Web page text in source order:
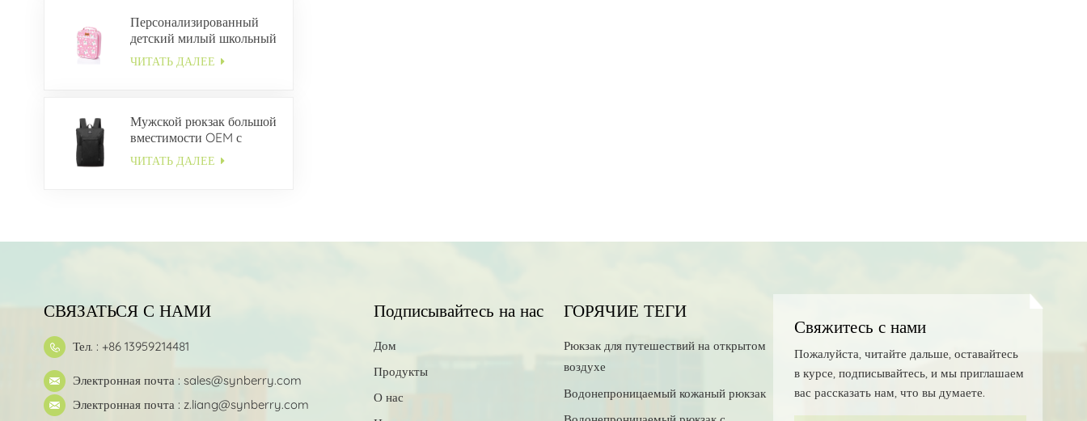
Персонализированный
детский милый школьный
ланч-бокс
ЧИТАТЬ ДАЛЕЕ
Мужской рюкзак большой
вместимости OEM с
несколькими карманами
ЧИТАТЬ ДАЛЕЕ
СВЯЗАТЬСЯ С НАМИ
Тел. : +86 13959214481
Электронная почта : sales@synberry.com
Электронная почта : z.liang@synberry.com
Подписывайтесь на нас
Дом
Продукты
О нас
ГОРЯЧИЕ ТЕГИ
Рюкзак для путешествий на открытом
воздухе
Водонепроницаемый кожаный рюкзак
Свяжитесь с нами
Пожалуйста, читайте дальше, оставайтесь
в курсе, подписывайтесь, и мы приглашаем
вас рассказать нам, что вы думаете.